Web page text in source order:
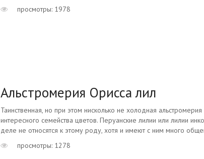
просмотры: 1978
Альстромерия Орисса лил
Таинственная, но при этом нисколько не холодная
интересного семейства цветов. Перуанские лилии или лилии
деле не относятся к этому роду, хотя и имеют с ним много
просмотры: 1278